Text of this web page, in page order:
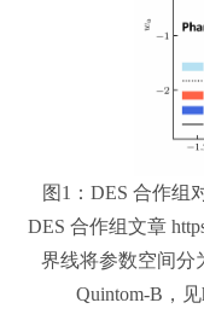
图1：DES 合作组
DES 合作组文章
界线将参数空间分
Quintom-B，见